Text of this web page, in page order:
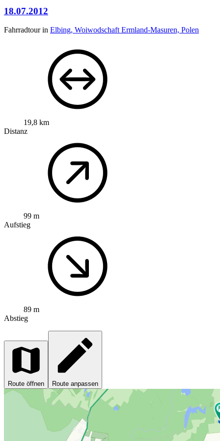
18.07.2012
Fahrradtour in Elbing, Woiwodschaft Ermland-Masuren, Polen
19,8 km
Distanz
99 m
Aufstieg
89 m
Abstieg
Route öffnen Route anpassen